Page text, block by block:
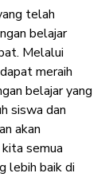
telah
belajar
Melalui
meraih
belajar yang
siswa dan
akan
semua
lebih baik di